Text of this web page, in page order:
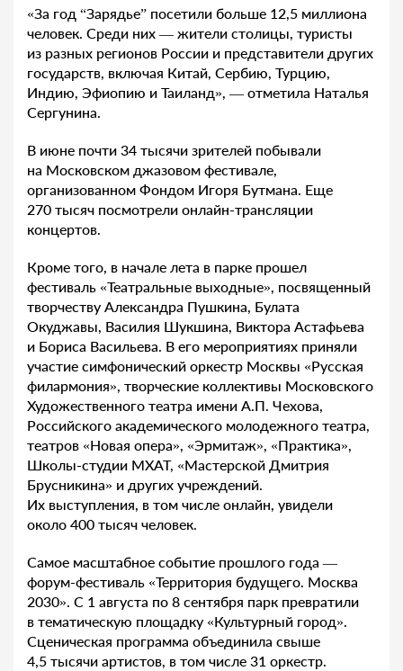
«За год “Зарядье” посетили больше 12,5 миллиона
человек. Среди них — жители столицы, туристы
из разных регионов России и представители других
государств, включая Китай, Сербию, Турцию,
Индию, Эфиопию и Таиланд», — отметила Наталья
Сергунина.
В июне почти 34 тысячи зрителей побывали
на Московском джазовом фестивале,
организованном Фондом Игоря Бутмана. Еще
270 тысяч посмотрели онлайн-трансляции
концертов.
Кроме того, в начале лета в парке прошел
фестиваль «Театральные выходные», посвященный
творчеству Александра Пушкина, Булата
Окуджавы, Василия Шукшина, Виктора Астафьева
и Бориса Васильева. В его мероприятиях приняли
участие симфонический оркестр Москвы «Русская
филармония», творческие коллективы Московского
Художественного театра имени А.П. Чехова,
Российского академического молодежного театра,
театров «Новая опера», «Эрмитаж», «Практика»,
Школы-студии МХАТ, «Мастерской Дмитрия
Брусникина» и других учреждений.
Их выступления, в том числе онлайн, увидели
около 400 тысяч человек.
Самое масштабное событие прошлого года —
форум-фестиваль «Территория будущего. Москва
2030». С 1 августа по 8 сентября парк превратили
в тематическую площадку «Культурный город».
Сценическая программа объединила свыше
4,5 тысячи артистов, в том числе 31 оркестр.